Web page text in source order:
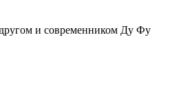
и современником Ду Фу